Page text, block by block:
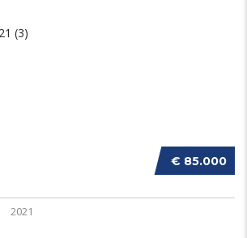
€ 85.000
2021